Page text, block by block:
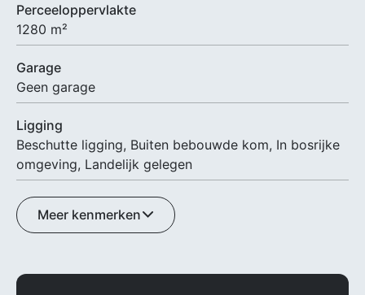
Perceeloppervlakte
1280 m²
Garage
Geen garage
Ligging
Beschutte ligging, Buiten bebouwde kom, In bosrijke
omgeving, Landelijk gelegen
Meer kenmerken